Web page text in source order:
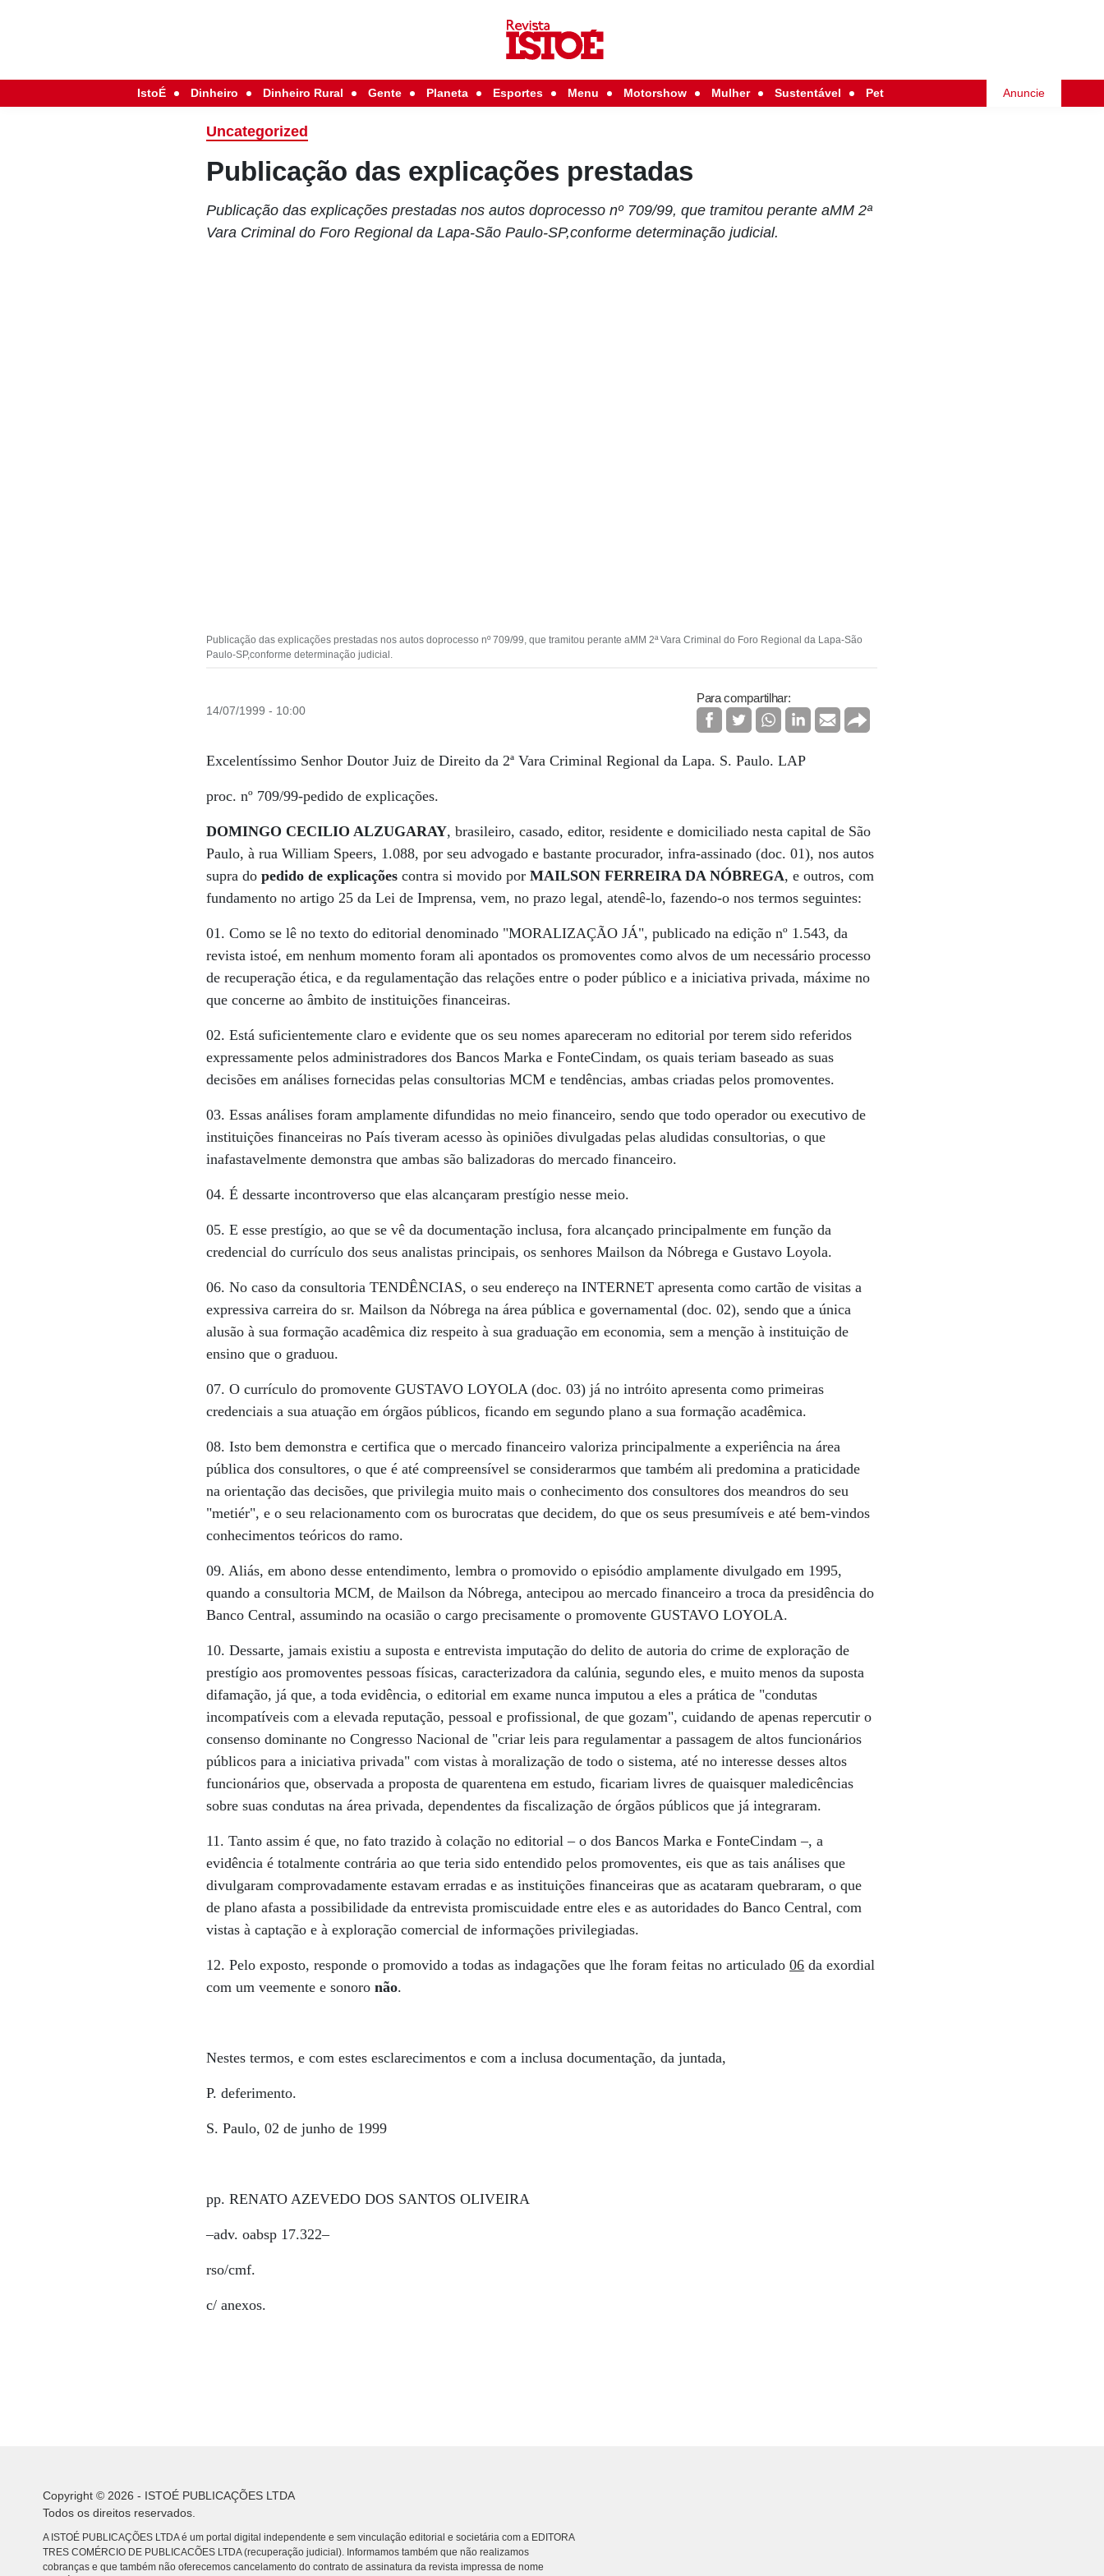
IstoÉ Dinheiro Dinheiro Rural Gente Planeta Esportes Menu Motorshow Mulher Sustentável Pet Anuncie
Uncategorized
Publicação das explicações prestadas
Publicação das explicações prestadas nos autos doprocesso nº 709/99, que tramitou perante aMM 2ª
Vara Criminal do Foro Regional da Lapa-São Paulo-SP,conforme determinação judicial.
Publicação das explicações prestadas nos autos doprocesso nº 709/99, que tramitou perante aMM 2ª Vara Criminal do Foro Regional da Lapa-São
Paulo-SP,conforme determinação judicial.
14/07/1999 - 10:00
Para compartilhar:
Excelentíssimo Senhor Doutor Juiz de Direito da 2ª Vara Criminal Regional da Lapa. S. Paulo. LAP
proc. nº 709/99-pedido de explicações.
DOMINGO CECILIO ALZUGARAY, brasileiro, casado, editor, residente e domiciliado nesta capital de São
Paulo, à rua William Speers, 1.088, por seu advogado e bastante procurador, infra-assinado (doc. 01), nos autos
supra dopedido de explicaçõescontra si movido porMAILSON FERREIRA DA NÓBREGA, e outros, com
fundamento no artigo 25 da Lei de Imprensa, vem, no prazo legal, atendê-lo, fazendo-o nos termos seguintes:
01. Como se lê no texto do editorial denominado "MORALIZAÇÃO JÁ", publicado na edição nº 1.543, da
revista istoé, em nenhum momento foram ali apontados os promoventes como alvos de um necessário processo
de recuperação ética, e da regulamentação das relações entre o poder público e a iniciativa privada, máxime no
que concerne ao âmbito de instituições financeiras.
02. Está suficientemente claro e evidente que os seu nomes apareceram no editorial por terem sido referidos
expressamente pelos administradores dos Bancos Marka e FonteCindam, os quais teriam baseado as suas
decisões em análises fornecidas pelas consultorias MCM e tendências, ambas criadas pelos promoventes.
03. Essas análises foram amplamente difundidas no meio financeiro, sendo que todo operador ou executivo de
instituições financeiras no País tiveram acesso às opiniões divulgadas pelas aludidas consultorias, o que
inafastavelmente demonstra que ambas são balizadoras do mercado financeiro.
04. É dessarte incontroverso que elas alcançaram prestígio nesse meio.
05. E esse prestígio, ao que se vê da documentação inclusa, fora alcançado principalmente em função da
credencial do currículo dos seus analistas principais, os senhores Mailson da Nóbrega e Gustavo Loyola.
06. No caso da consultoria TENDÊNCIAS, o seu endereço na INTERNET apresenta como cartão de visitas a
expressiva carreira do sr. Mailson da Nóbrega na área pública e governamental (doc. 02), sendo que a única
alusão à sua formação acadêmica diz respeito à sua graduação em economia, sem a menção à instituição de
ensino que o graduou.
07. O currículo do promovente GUSTAVO LOYOLA (doc. 03) já no intróito apresenta como primeiras
credenciais a sua atuação em órgãos públicos, ficando em segundo plano a sua formação acadêmica.
08. Isto bem demonstra e certifica que o mercado financeiro valoriza principalmente a experiência na área
pública dos consultores, o que é até compreensível se considerarmos que também ali predomina a praticidade
na orientação das decisões, que privilegia muito mais o conhecimento dos consultores dos meandros do seu
"metiér", e o seu relacionamento com os burocratas que decidem, do que os seus presumíveis e até bem-vindos
conhecimentos teóricos do ramo.
09. Aliás, em abono desse entendimento, lembra o promovido o episódio amplamente divulgado em 1995,
quando a consultoria MCM, de Mailson da Nóbrega, antecipou ao mercado financeiro a troca da presidência do
Banco Central, assumindo na ocasião o cargo precisamente o promovente GUSTAVO LOYOLA.
10. Dessarte, jamais existiu a suposta e entrevista imputação do delito de autoria do crime de exploração de
prestígio aos promoventes pessoas físicas, caracterizadora da calúnia, segundo eles, e muito menos da suposta
difamação, já que, a toda evidência, o editorial em exame nunca imputou a eles a prática de "condutas
incompatíveis com a elevada reputação, pessoal e profissional, de que gozam", cuidando de apenas repercutir o
consenso dominante no Congresso Nacional de "criar leis para regulamentar a passagem de altos funcionários
públicos para a iniciativa privada" com vistas à moralização de todo o sistema, até no interesse desses altos
funcionários que, observada a proposta de quarentena em estudo, ficariam livres de quaisquer maledicências
sobre suas condutas na área privada, dependentes da fiscalização de órgãos públicos que já integraram.
11. Tanto assim é que, no fato trazido à colação no editorial – o dos Bancos Marka e FonteCindam –, a
evidência é totalmente contrária ao que teria sido entendido pelos promoventes, eis que as tais análises que
divulgaram comprovadamente estavam erradas e as instituições financeiras que as acataram quebraram, o que
de plano afasta a possibilidade da entrevista promiscuidade entre eles e as autoridades do Banco Central, com
vistas à captação e à exploração comercial de informações privilegiadas.
12. Pelo exposto, responde o promovido a todas as indagações que lhe foram feitas no articulado06 da exordial
com um veemente e sonoronão.
Nestes termos, e com estes esclarecimentos e com a inclusa documentação, da juntada,
P. deferimento.
S. Paulo, 02 de junho de 1999
pp. RENATO AZEVEDO DOS SANTOS OLIVEIRA
–adv. oabsp 17.322–
rso/cmf.
c/ anexos.
Copyright © 2026 - ISTOÉ PUBLICAÇÕES LTDA
Todos os direitos reservados.
A ISTOÉ PUBLICAÇÕES LTDA é um portal digital independente e sem vinculação editorial e societária com a EDITORA
TRES COMÉRCIO DE PUBLICACÕES LTDA (recuperação judicial). Informamos também que não realizamos
cobranças e que também não oferecemos cancelamento do contrato de assinatura da revista impressa de nome